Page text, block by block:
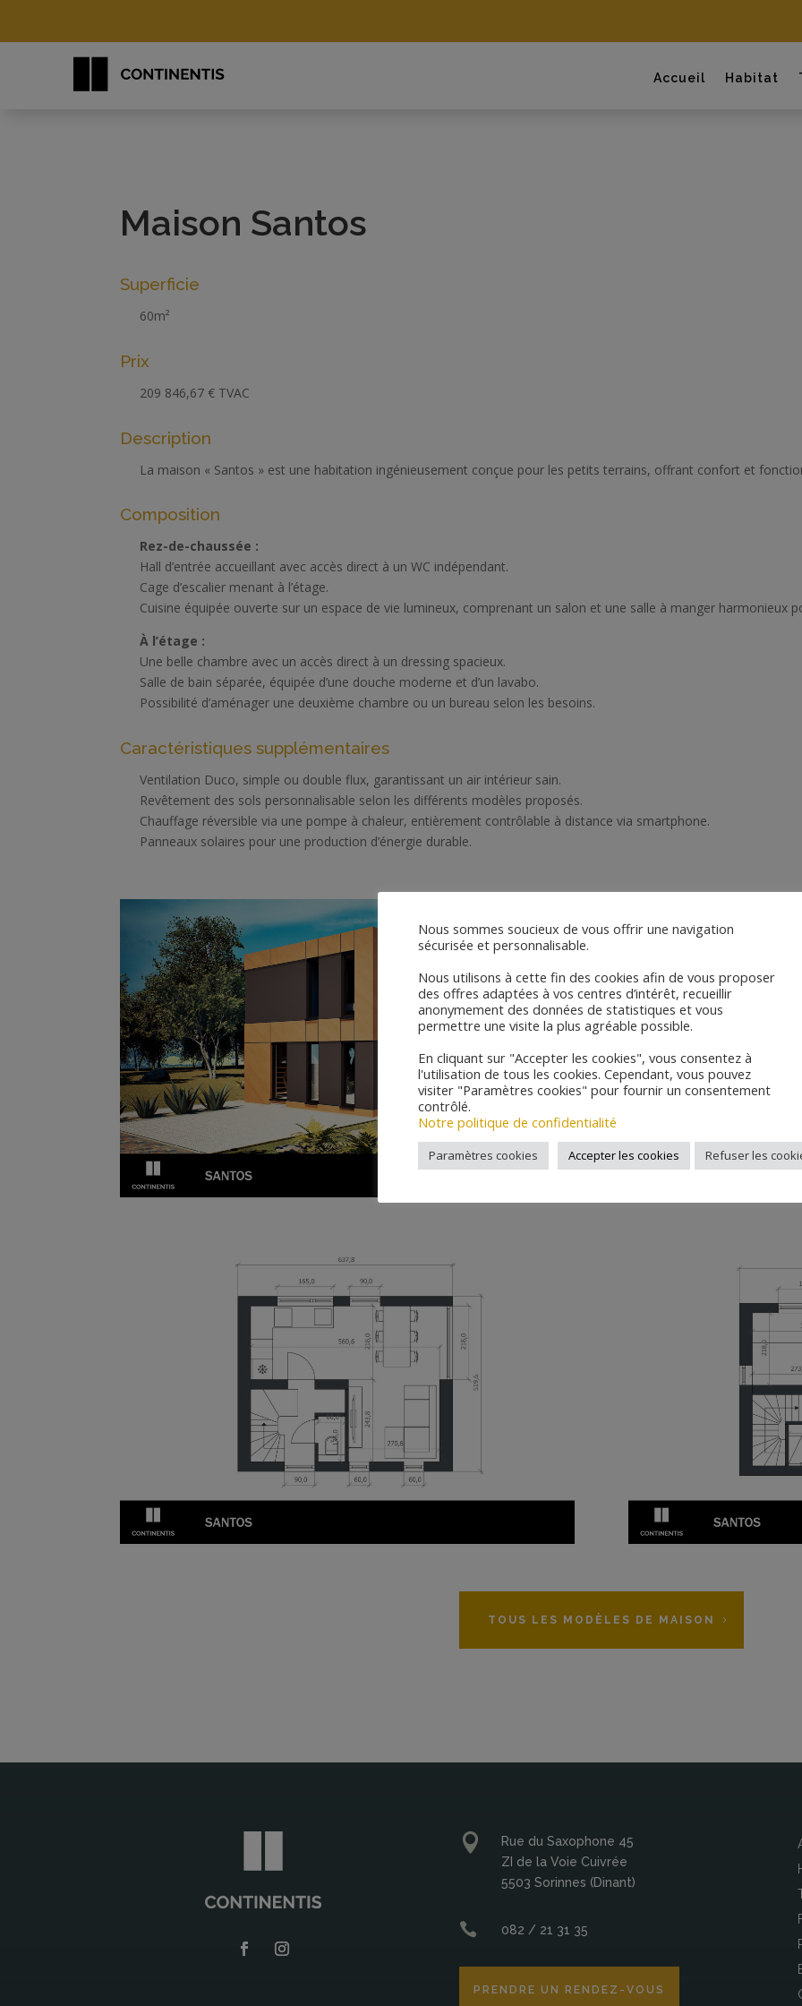
Accueil Habitat
Maison Santos
Superficie
60m²
Prix
209 846,67 € TVAC
Description
La maison « Santos » est une habitation ingénieusement conçue pour les petits terrains, offrant confort et
Composition
Rez-de-chaussée :
Hall d’entrée accueillant avec accès direct à un WC indépendant.
Cage d’escalier menant à l’étage.
Cuisine équipée ouverte sur un espace de vie lumineux, comprenant un salon et une salle à manger harmonieux
À l’étage :
Une belle chambre avec un accès direct à un dressing spacieux.
Salle de bain séparée, équipée d’une douche moderne et d’un lavabo.
Possibilité d’aménager une deuxième chambre ou un bureau selon les besoins.
Caractéristiques supplémentaires
Ventilation Duco, simple ou double flux, garantissant un air intérieur sain.
Revêtement des sols personnalisable selon les différents modèles proposés.
Chauffage réversible via une pompe à chaleur, entièrement contrôlable à distance via smartphone.
Panneaux solaires pour une production d’énergie durable.
TOUS LES MODÈLES DE MAISON

Rue du Saxophone 45
ZI de la Voie Cuivrée
5503 Sorinnes (Dinant)
 082 / 21 31 35
PRENDRE UN RENDEZ-VOUS
Nous sommes soucieux de vous offrir une navigation
sécurisée et personnalisable.
Nous utilisons à cette fin des cookies afin de vous proposer
des offres adaptées à vos centres d’intérêt, recueillir
anonymement des données de statistiques et vous
permettre une visite la plus agréable possible.
En cliquant sur "Accepter les cookies", vous consentez à
l'utilisation de tous les cookies. Cependant, vous pouvez
visiter "Paramètres cookies" pour fournir un consentement
contrôlé.
Notre politique de confidentialité
Paramètres cookies Accepter les cookies Refuser les